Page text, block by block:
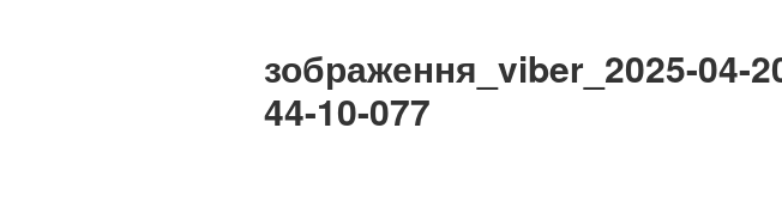
зображення_viber_2025-04-
44-10-077